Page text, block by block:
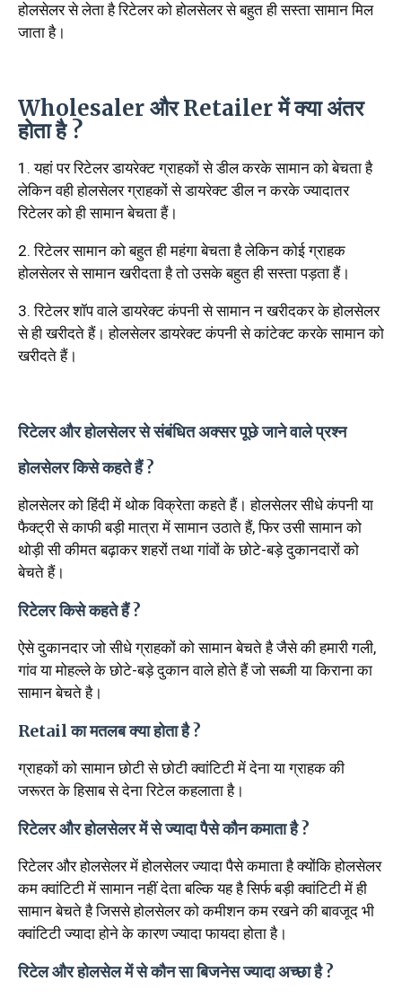
होलसेलर से लेता है रिटेलर को होलसेलर से बहुत ही सस्ता सामान मिल
जाता है।
Wholesaler और Retailer में क्या अंतर
होता है ?
1. यहां पर रिटेलर डायरेक्ट ग्राहकों से डील करके सामान को बेचता है
लेकिन वही होलसेलर ग्राहकों से डायरेक्ट डील न करके ज्यादातर
रिटेलर को ही सामान बेचता हैं।
2. रिटेलर सामान को बहुत ही महंगा बेचता है लेकिन कोई ग्राहक
होलसेलर से सामान खरीदता है तो उसके बहुत ही सस्ता पड़ता हैं।
3. रिटेलर शॉप वाले डायरेक्ट कंपनी से सामान न खरीदकर के होलसेलर
से ही खरीदते हैं। होलसेलर डायरेक्ट कंपनी से कांटेक्ट करके सामान को
खरीदते हैं।
रिटेलर और होलसेलर से संबंधित अक्सर पूछे जाने वाले प्रश्न
होलसेलर किसे कहते हैं ?
होलसेलर को हिंदी में थोक विक्रेता कहते हैं। होलसेलर सीधे कंपनी या
फैक्ट्री से काफी बड़ी मात्रा में सामान उठाते हैं, फिर उसी सामान को
थोड़ी सी कीमत बढ़ाकर शहरों तथा गांवों के छोटे-बड़े दुकानदारों को
बेचते हैं।
रिटेलर किसे कहते हैं ?
ऐसे दुकानदार जो सीधे ग्राहकों को सामान बेचते है जैसे की हमारी गली,
गांव या मोहल्ले के छोटे-बड़े दुकान वाले होते हैं जो सब्जी या किराना का
सामान बेचते है।
Retail का मतलब क्या होता है ?
ग्राहकों को सामान छोटी से छोटी क्वांटिटी में देना या ग्राहक की
जरूरत के हिसाब से देना रिटेल कहलाता है।
रिटेलर और होलसेलर में से ज्यादा पैसे कौन कमाता है ?
रिटेलर और होलसेलर में होलसेलर ज्यादा पैसे कमाता है क्योंकि होलसेलर
कम क्वांटिटी में सामान नहीं देता बल्कि यह है सिर्फ बड़ी क्वांटिटी में ही
सामान बेचते है जिससे होलसेलर को कमीशन कम रखने की बावजूद भी
क्वांटिटी ज्यादा होने के कारण ज्यादा फायदा होता है।
रिटेल और होलसेल में से कौन सा बिजनेस ज्यादा अच्छा है ?